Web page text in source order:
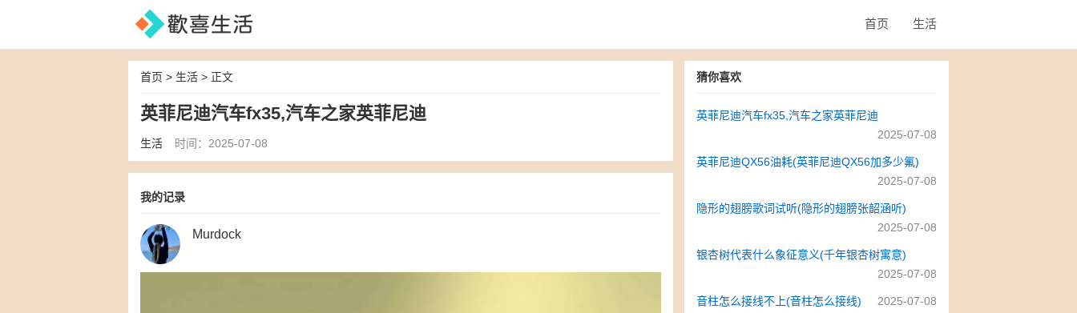
首页 生活
首页 > 生活 > 正文
英菲尼迪汽车fx35,汽车之家英菲尼迪
生活 时间：2025-07-08
我的记录
Murdock
猜你喜欢
英菲尼迪汽车fx35,汽车之家英菲尼迪
2025-07-08
英菲尼迪QX56油耗(英菲尼迪QX56加多少氟)
2025-07-08
隐形的翅膀歌词试听(隐形的翅膀张韶涵听)
2025-07-08
银杏树代表什么象征意义(千年银杏树寓意)
2025-07-08
音柱怎么接线不上(音柱怎么接线) 2025-07-08